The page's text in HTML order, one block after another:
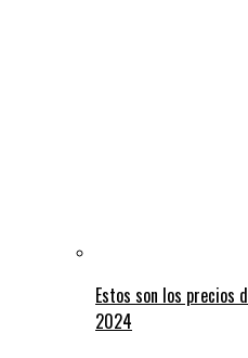
Estos son los precios
2024